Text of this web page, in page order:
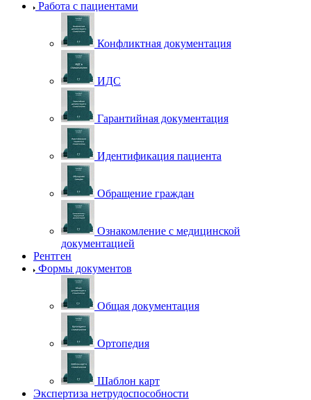
Работа с пациентами
Конфликтная документация
ИДС
Гарантийная документация
Идентификация пациента
Обращение граждан
Ознакомление с медицинской
документацией
Рентген
Формы документов
Общая документация
Ортопедия
Шаблон карт
Экспертиза нетрудоспособности